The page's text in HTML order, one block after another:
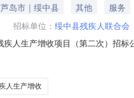
岛市｜绥中县 其他
服务
招标单位： 绥中县残疾人联合会
疾人生产增收项目（第二次）招
元；最高限价：
人生产增收